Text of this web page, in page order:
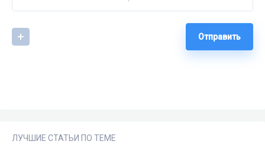
Отправить
ЛУЧШИЕ СТАТЬИ ПО ТЕМЕ